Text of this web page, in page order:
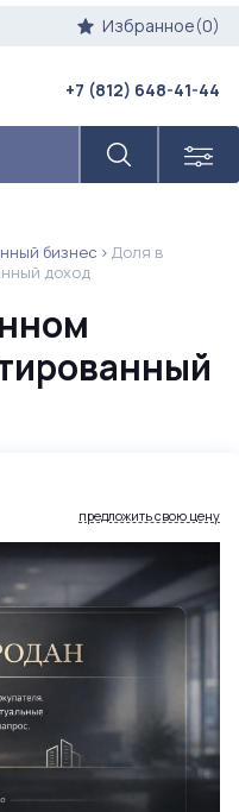
Избранное(0)
+7 (812) 648-41-44
бизнес
Доля в
доход
предложить свою цену